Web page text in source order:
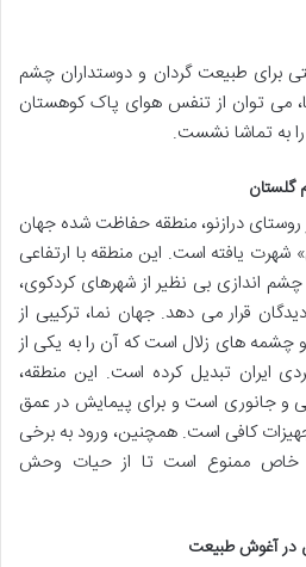
برای طبیعت گردان و دوستداران چشم
می توان از تنفس هوای پاک کوهستان
به تماشا نشست.
گلستان
۳۵ کیلومتری از روستای درازنو، منطقه حفاظت شده جهان
شهرت یافته است. این منطقه با ارتفاعی
دریا، چشم اندازی بی نظیر از شهرهای کردکوی،
قرار می دهد. جهان نما، ترکیبی از
چشمه های زلال است که آن را به یکی از
ایران تبدیل کرده است. این منطقه،
و جانوری است و برای پیمایش در عمق
کافی است. همچنین، ورود به برخی
ممنوع است تا از حیات وحش
در آغوش طبیعت